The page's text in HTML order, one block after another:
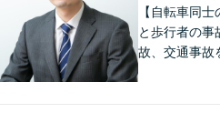
【自転車同
と歩行者の事
故、交通事故